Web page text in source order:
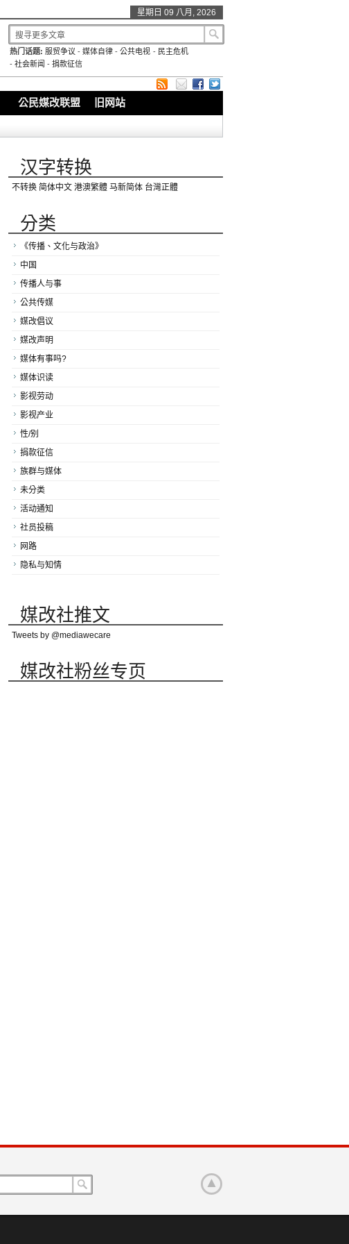
星期日 09 八月, 2026
热门话题: 服贸争议 -媒体自律 -公共电视 - 民主危机
- 社会新闻 - 捐款征信
公民媒改联盟 旧网站
汉字转换
不转换 简体中文 港澳繁體 马新简体 台灣正體
分类
《传播、文化与政治》
中国
传播人与事
公共传媒
媒改倡议
媒改声明
媒体有事吗?
媒体识读
影视劳动
影视产业
性/别
捐款征信
族群与媒体
未分类
活动通知
社员投稿
网路
隐私与知情
媒改社推文
Tweets by @mediawecare
媒改社粉丝专页